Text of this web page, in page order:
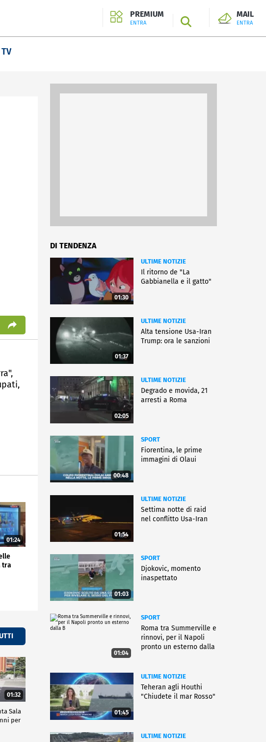
PREMIUM
ENTRA SEARCH
MAIL
ENTRA
01:24
tra
01:32
Sala
per
DI TENDENZA
01:30
ULTIME NOTIZIE
Il ritorno de "La
Gabbianella e il gatto"
01:37
ULTIME NOTIZIE
Alta tensione Usa-Iran
Trump: ora le sanzioni
02:05
ULTIME NOTIZIE
Degrado e movida, 21
arresti a Roma
00:48
SPORT
Fiorentina, le prime
immagini di Olaui
01:54
ULTIME NOTIZIE
Settima notte di raid
nel conflitto Usa-Iran
01:03
SPORT
Djokovic, momento
inaspettato
01:04
SPORT
Roma tra Summerville e
rinnovi, per il Napoli
pronto un esterno dalla
01:45
ULTIME NOTIZIE
Teheran agli Houthi
"Chiudete il mar Rosso"
ULTIME NOTIZIE